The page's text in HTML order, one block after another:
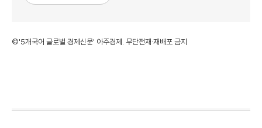
©'5개국어 글로벌 경제신문' 아주경제. 무단전재·재배포 금지